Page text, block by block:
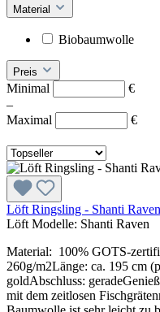
Material
Biobaumwolle
Preis
Minimal
€
–
Maximal
€
Löft Ringsling - Shanti Raven
Löft Modelle: Shanti Raven
Material: 100% GOTS-
260g/m2Länge: ca. 195 cm
goldAbschluss:
mit dem zeitlosen